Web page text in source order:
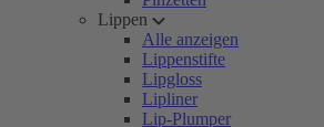
Lippen
Alle anzeigen
Lippenstifte
Lipgloss
Lipliner
Lip-Plumper